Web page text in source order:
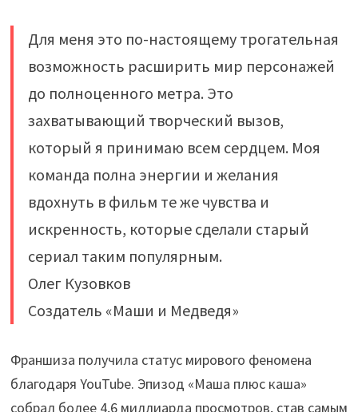
Для меня это по-настоящему трогательная
возможность расширить мир персонажей
до полноценного метра. Это
захватывающий творческий вызов,
который я принимаю всем сердцем. Моя
команда полна энергии и желания
вдохнуть в фильм те же чувства и
искренность, которые сделали старый
сериал таким популярным.
Олег Кузовков
Создатель «Маши и Медведя»
Франшиза получила статус мирового феномена
благодаря YouTube. Эпизод «Маша плюс каша»
собрал более 4,6 миллиарда просмотров, став самым